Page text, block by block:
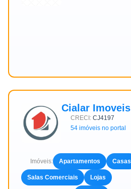
Cialar Imoveis
CRECI: CJ4197
54 imóveis no portal
Imóveis: Apartamentos Casas
Salas Comerciais Lojas